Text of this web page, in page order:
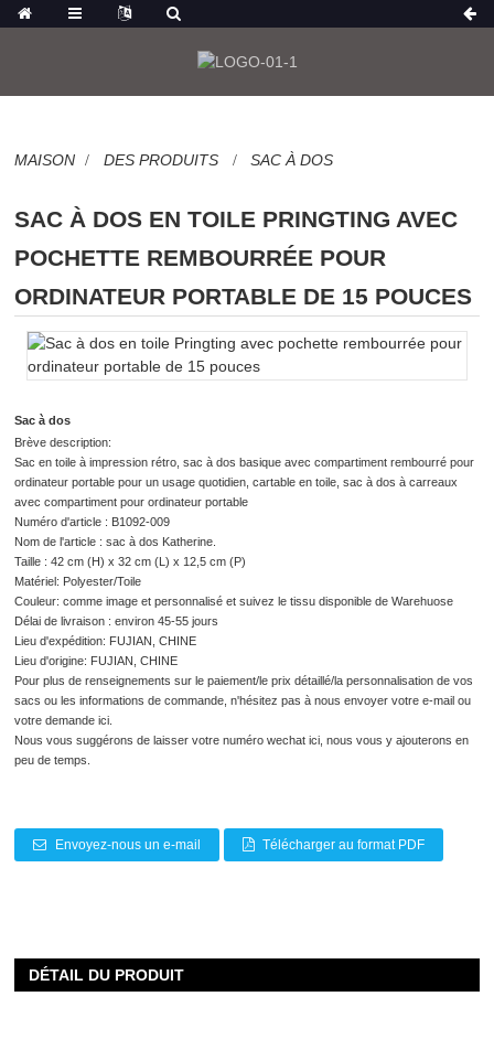
MAISON DES PRODUITS SAC À DOS
SAC À DOS EN TOILE PRINGTING AVEC
POCHETTE REMBOURRÉE POUR
ORDINATEUR PORTABLE DE 15 POUCES
Sac à dos
Brève description:
Sac en toile à impression rétro, sac à dos basique avec compartiment rembourré pour
ordinateur portable pour un usage quotidien, cartable en toile, sac à dos à carreaux
avec compartiment pour ordinateur portable
Numéro d'article : B1092-009
Nom de l'article : sac à dos Katherine.
Taille : 42 cm (H) x 32 cm (L) x 12,5 cm (P)
Matériel: Polyester/Toile
Couleur: comme image et personnalisé et suivez le tissu disponible de Warehuose
Délai de livraison : environ 45-55 jours
Lieu d'expédition: FUJIAN, CHINE
Lieu d'origine: FUJIAN, CHINE
Pour plus de renseignements sur le paiement/le prix détaillé/la personnalisation de vos
sacs ou les informations de commande, n'hésitez pas à nous envoyer votre e-mail ou
votre demande ici.
Nous vous suggérons de laisser votre numéro wechat ici, nous vous y ajouterons en
peu de temps.
Envoyez-nous un e-mail Télécharger au format PDF
DÉTAIL DU PRODUIT